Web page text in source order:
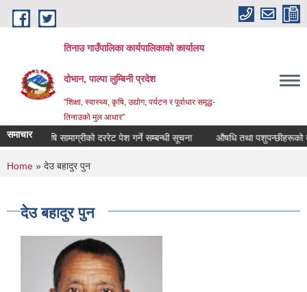
Skip to main content
तिनाउ गाउँपालिका कार्यपालिकाकाे कार्यालय
दोभान, पाल्पा लुम्बिनी प्रदेश
"शिक्षा, स्वास्थ्य, कृषि, उद्योग, पर्यटन र पूर्वाधार समृद्ध-
तिनाउको मुल आधार"
समाचार कृषि सामाग्रीको दररेट पेश गर्ने सम्बन्धी सूचना औषधि तथा पशुपन्छीहरूको
You are here
Home » देउ बहादुर पुन
देउ बहादुर पुन